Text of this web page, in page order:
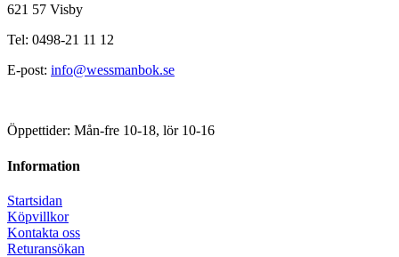
621 57 Visby
Tel: 0498-21 11 12
E-post: info@wessmanbok.se
Öppettider: Mån-fre 10-18, lör 10-16
Information
Startsidan
Köpvillkor
Kontakta oss
Returansökan